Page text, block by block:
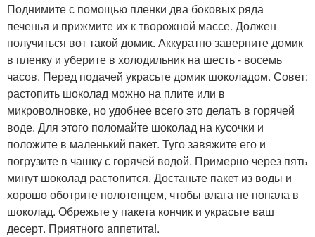
Поднимите с помощью пленки два боковых ряда
печенья и прижмите их к творожной массе. Должен
получиться вот такой домик. Аккуратно заверните домик
в пленку и уберите в холодильник на шесть - восемь
часов. Перед подачей украсьте домик шоколадом. Совет:
растопить шоколад можно на плите или в
микроволновке, но удобнее всего это делать в горячей
воде. Для этого поломайте шоколад на кусочки и
положите в маленький пакет. Туго завяжите его и
погрузите в чашку с горячей водой. Примерно через пять
минут шоколад растопится. Достаньте пакет из воды и
хорошо оботрите полотенцем, чтобы влага не попала в
шоколад. Обрежьте у пакета кончик и украсьте ваш
десерт. Приятного аппетита!.